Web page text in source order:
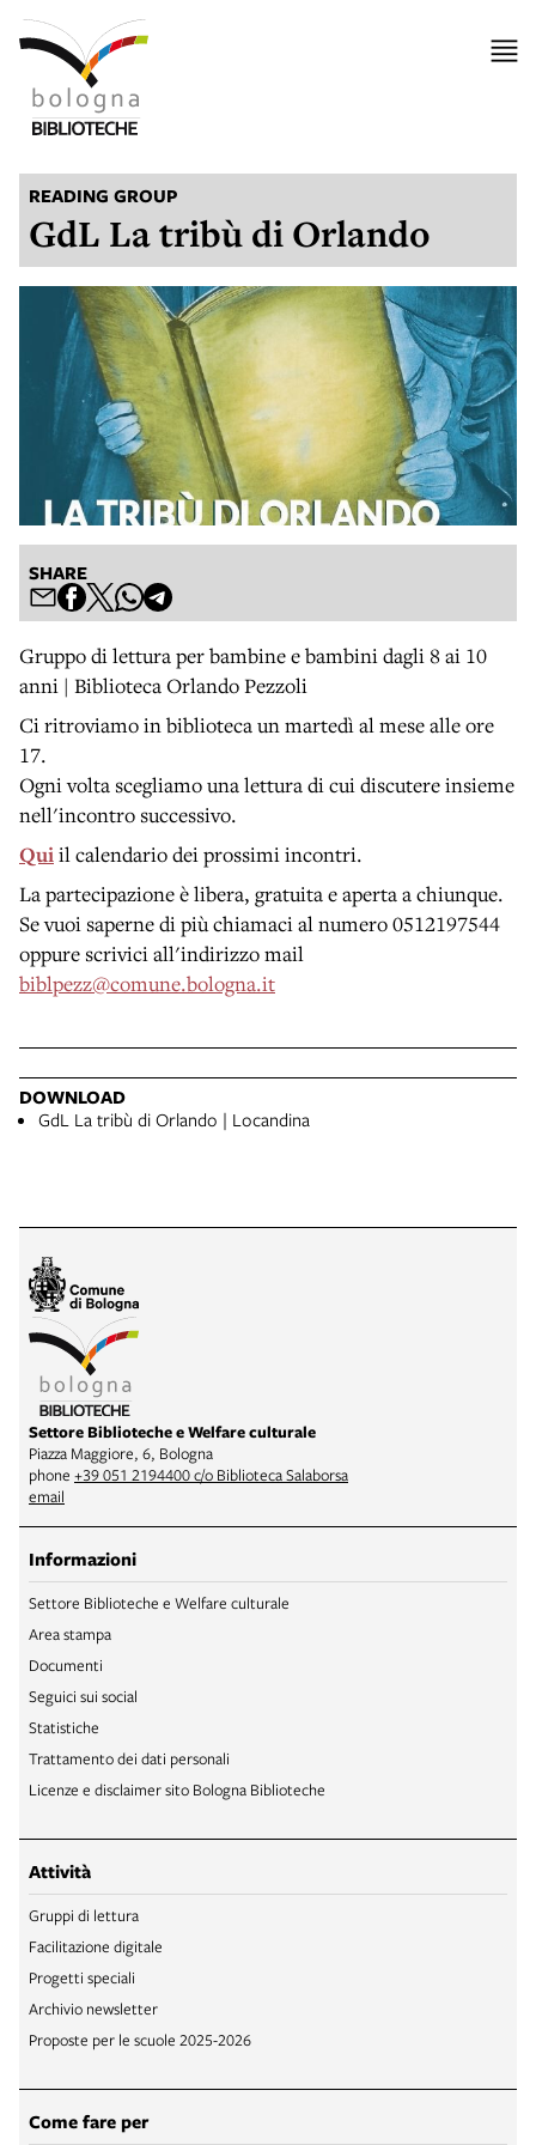
READING GROUP
GdL La tribù di Orlando
SHARE
Gruppo di lettura per bambine e bambini dagli 8 ai 10
anni | Biblioteca Orlando Pezzoli
Ci ritroviamo in biblioteca un martedì al mese alle ore
17.
Ogni volta scegliamo una lettura di cui discutere insieme
nell'incontro successivo.
Quiil calendario dei prossimi incontri.
La partecipazione è libera, gratuita e aperta a chiunque.
Se vuoi saperne di più chiamaci al numero 0512197544
oppure scrivici all'indirizzo mail
biblpezz@comune.bologna.it
DOWNLOAD
GdL La tribù di Orlando | Locandina
Settore Biblioteche e Welfare culturale
Piazza Maggiore, 6, Bologna
phone +39 051 2194400 c/o Biblioteca Salaborsa
email
Informazioni
Settore Biblioteche e Welfare culturale
Area stampa
Documenti
Seguici sui social
Statistiche
Trattamento dei dati personali
Licenze e disclaimer sito Bologna Biblioteche
Attività
Gruppi di lettura
Facilitazione digitale
Progetti speciali
Archivio newsletter
Proposte per le scuole 2025-2026
Come fare per